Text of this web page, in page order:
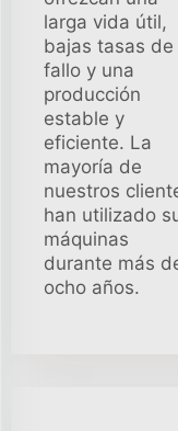
larga vida útil,
bajas tasas de
fallo y una
producción
estable y
eficiente. La
mayoría de
nuestros
han utilizado
máquinas
durante más
ocho años.